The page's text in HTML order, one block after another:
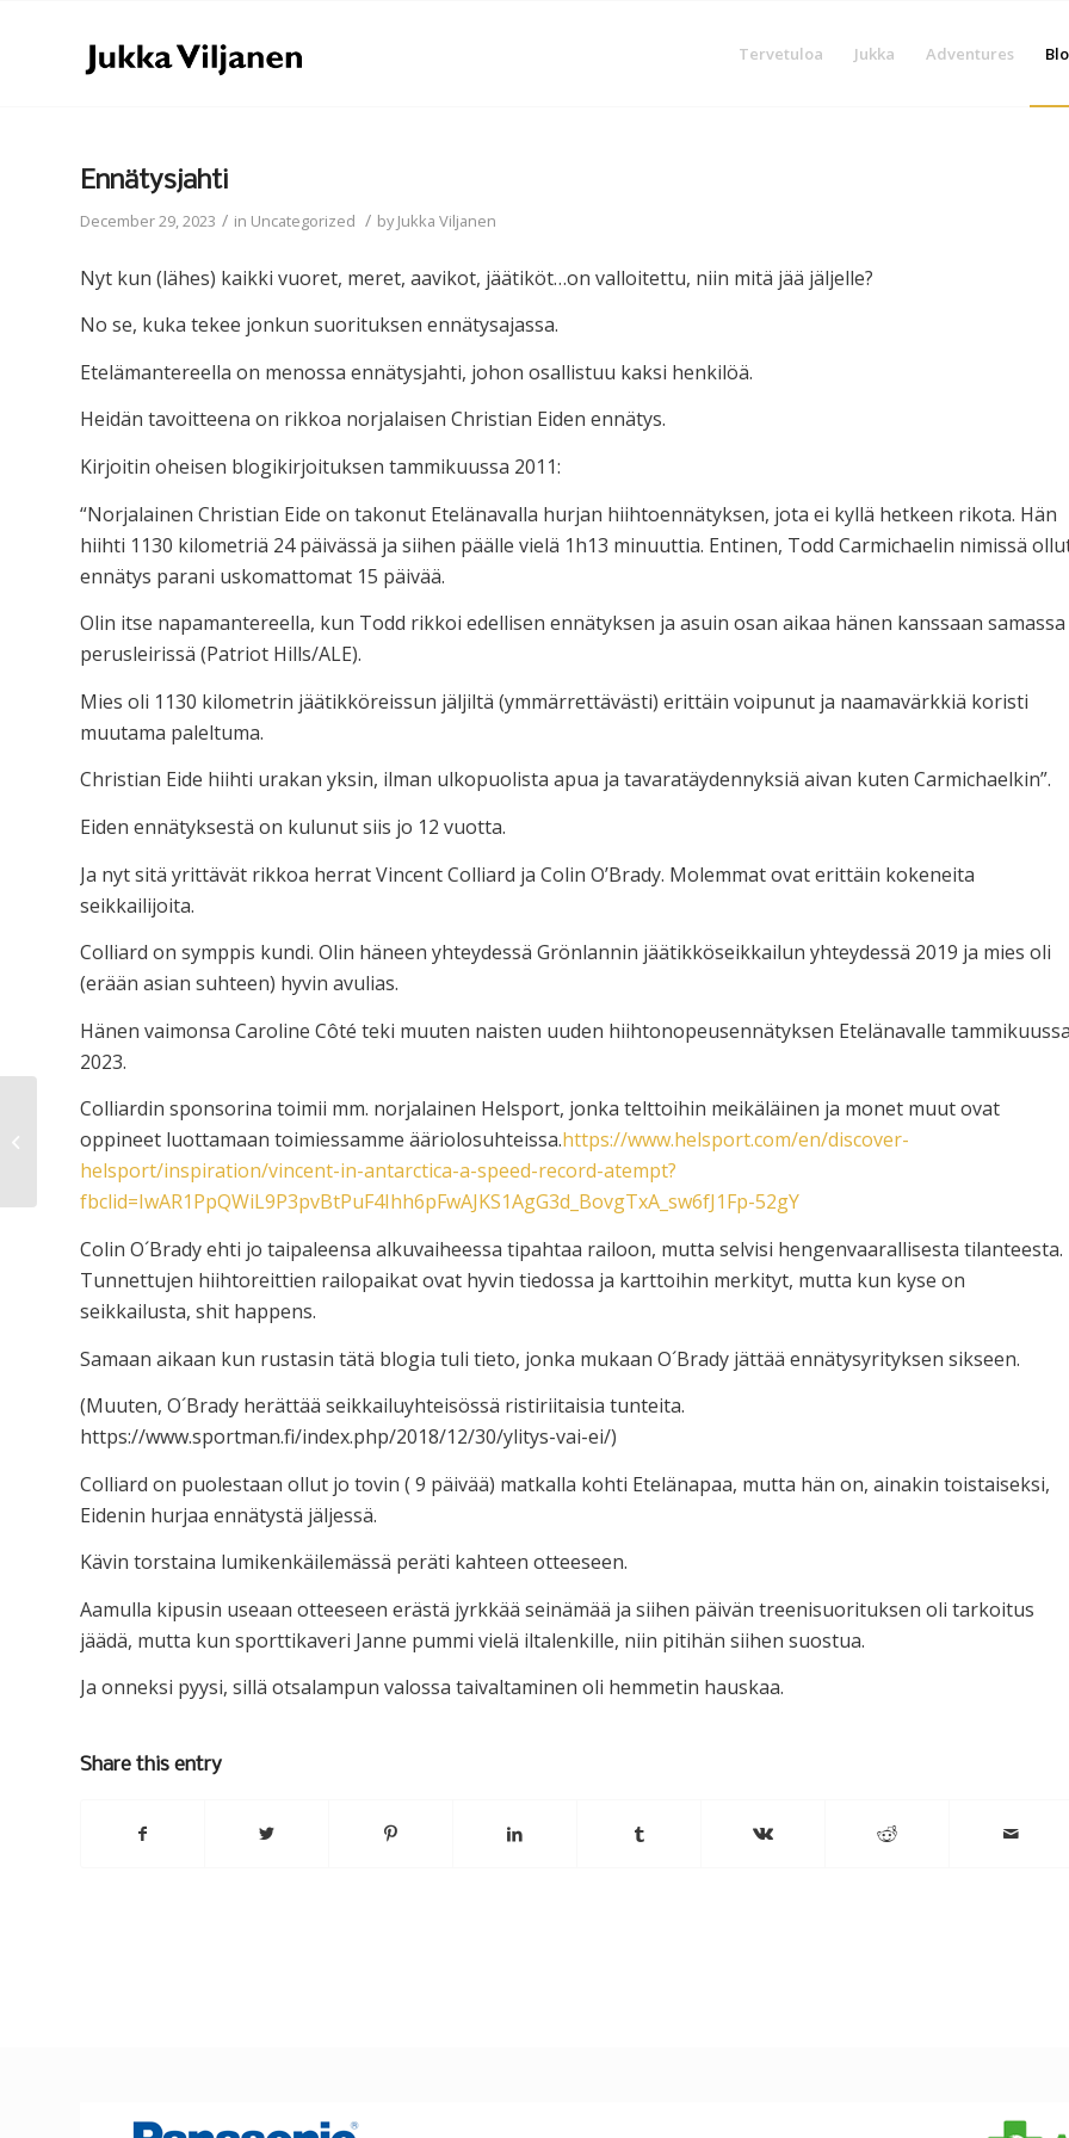
Tervetuloa Jukka Adventures
Ennätysjahti
December 29, 2023 / in Uncategorized / byJukka Viljanen
Nyt kun (lähes) kaikki vuoret, meret, aavikot, jäätiköt…on valloitettu, niin mitä jää jäljelle?
No se, kuka tekee jonkun suorituksen ennätysajassa.
Etelämantereella on menossa ennätysjahti, johon osallistuu kaksi henkilöä.
Heidän tavoitteena on rikkoa norjalaisen Christian Eiden ennätys.
Kirjoitin oheisen blogikirjoituksen tammikuussa 2011:
“Norjalainen Christian Eide on takonut Etelänavalla hurjan hiihtoennätyksen, jota ei kyllä hetkeen rikota. Hän
hiihti 1130 kilometriä 24 päivässä ja siihen päälle vielä 1h13 minuuttia. Entinen, Todd Carmichaelin nimissä
ennätys parani uskomattomat 15 päivää.
Olin itse napamantereella, kun Todd rikkoi edellisen ennätyksen ja asuin osan aikaa hänen kanssaan samassa
perusleirissä (Patriot Hills/ALE).
Mies oli 1130 kilometrin jäätikköreissun jäljiltä (ymmärrettävästi) erittäin voipunut ja naamavärkkiä koristi
muutama paleltuma.
Christian Eide hiihti urakan yksin, ilman ulkopuolista apua ja tavaratäydennyksiä aivan kuten Carmichaelkin”.
Eiden ennätyksestä on kulunut siis jo 12 vuotta.
Ja nyt sitä yrittävät rikkoa herrat Vincent Colliard ja Colin O’Brady. Molemmat ovat erittäin kokeneita
seikkailijoita.
Colliard on symppis kundi. Olin häneen yhteydessä Grönlannin jäätikköseikkailun yhteydessä 2019 ja mies oli
(erään asian suhteen) hyvin avulias.
Hänen vaimonsa Caroline Côté teki muuten naisten uuden hiihtonopeusennätyksen Etelänavalle
2023.
Colliardin sponsorina toimii mm. norjalainen Helsport, jonka telttoihin meikäläinen ja monet muut ovat
oppineet luottamaan toimiessamme ääriolosuhteissa.https://www.helsport.com/en/discover-
helsport/inspiration/vincent-in-antarctica-a-speed-record-atempt?
fbclid=IwAR1PpQWiL9P3pvBtPuF4Ihh6pFwAJKS1AgG3d_BovgTxA_sw6fJ1Fp-52gY
Colin O´Brady ehti jo taipaleensa alkuvaiheessa tipahtaa railoon, mutta selvisi hengenvaarallisesta tilanteesta.
Tunnettujen hiihtoreittien railopaikat ovat hyvin tiedossa ja karttoihin merkityt, mutta kun kyse on
seikkailusta, shit happens.
Samaan aikaan kun rustasin tätä blogia tuli tieto, jonka mukaan O´Brady jättää ennätysyrityksen sikseen.
(Muuten, O´Brady herättää seikkailuyhteisössä ristiriitaisia tunteita.
https://www.sportman.fi/index.php/2018/12/30/ylitys-vai-ei/)
Colliard on puolestaan ollut jo tovin ( 9 päivää) matkalla kohti Etelänapaa, mutta hän on, ainakin toistaiseksi,
Eidenin hurjaa ennätystä jäljessä.
Kävin torstaina lumikenkäilemässä peräti kahteen otteeseen.
Aamulla kipusin useaan otteeseen erästä jyrkkää seinämää ja siihen päivän treenisuorituksen oli tarkoitus
jäädä, mutta kun sporttikaveri Janne pummi vielä iltalenkille, niin pitihän siihen suostua.
Ja onneksi pyysi, sillä otsalampun valossa taivaltaminen oli hemmetin hauskaa.
Share this entry
Muutama kuva treeneistä